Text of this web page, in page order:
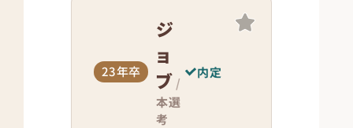
23年卒
ジ
ョ
ブ /
本選
考
内定